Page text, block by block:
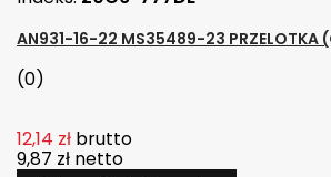
AN931-16-22 MS35489-23 PRZELOTKA
(0)
12,14 zł brutto
9,87 zł netto